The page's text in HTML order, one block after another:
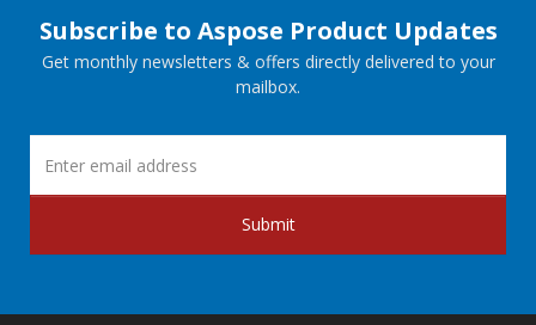
Subscribe to Aspose Product Updates
Get monthly newsletters & offers directly delivered to your
mailbox.
Submit